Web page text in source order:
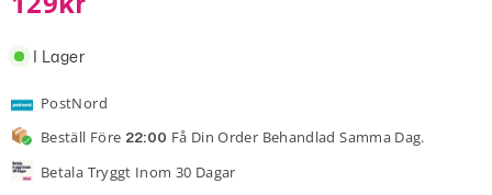
I Lager
PostNord
Beställ Före 22:00 Få Din Order Behandlad Samma Dag.
Betala Tryggt Inom 30 Dagar